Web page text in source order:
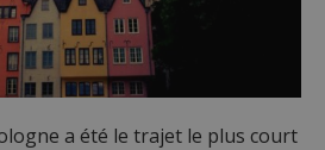
!
a été le trajet le plus court